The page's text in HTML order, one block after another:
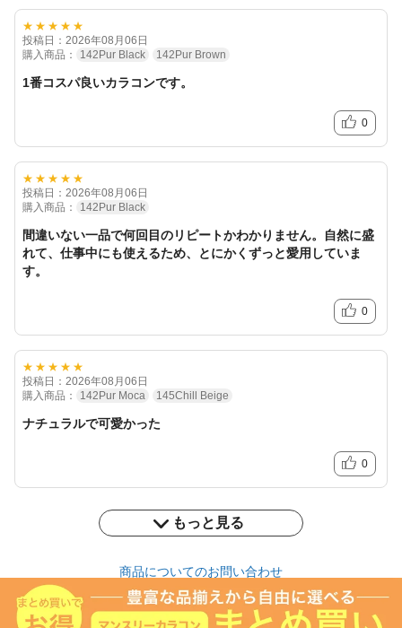
★★★★★
投稿日：2026年08月06日
購入商品：
142Pur Black 142Pur Brown
1番コスパ良いカラコンです。
0
★★★★★
投稿日：2026年08月06日
購入商品：
142Pur Black
間違いない一品で何回目のリピートかわかりません。自然に盛
れて、仕事中にも使えるため、とにかくずっと愛用していま
す。
0
★★★★★
投稿日：2026年08月06日
購入商品：
142Pur Moca 145Chill Beige
ナチュラルで可愛かった
0
もっと見る
商品についてのお問い合わせ